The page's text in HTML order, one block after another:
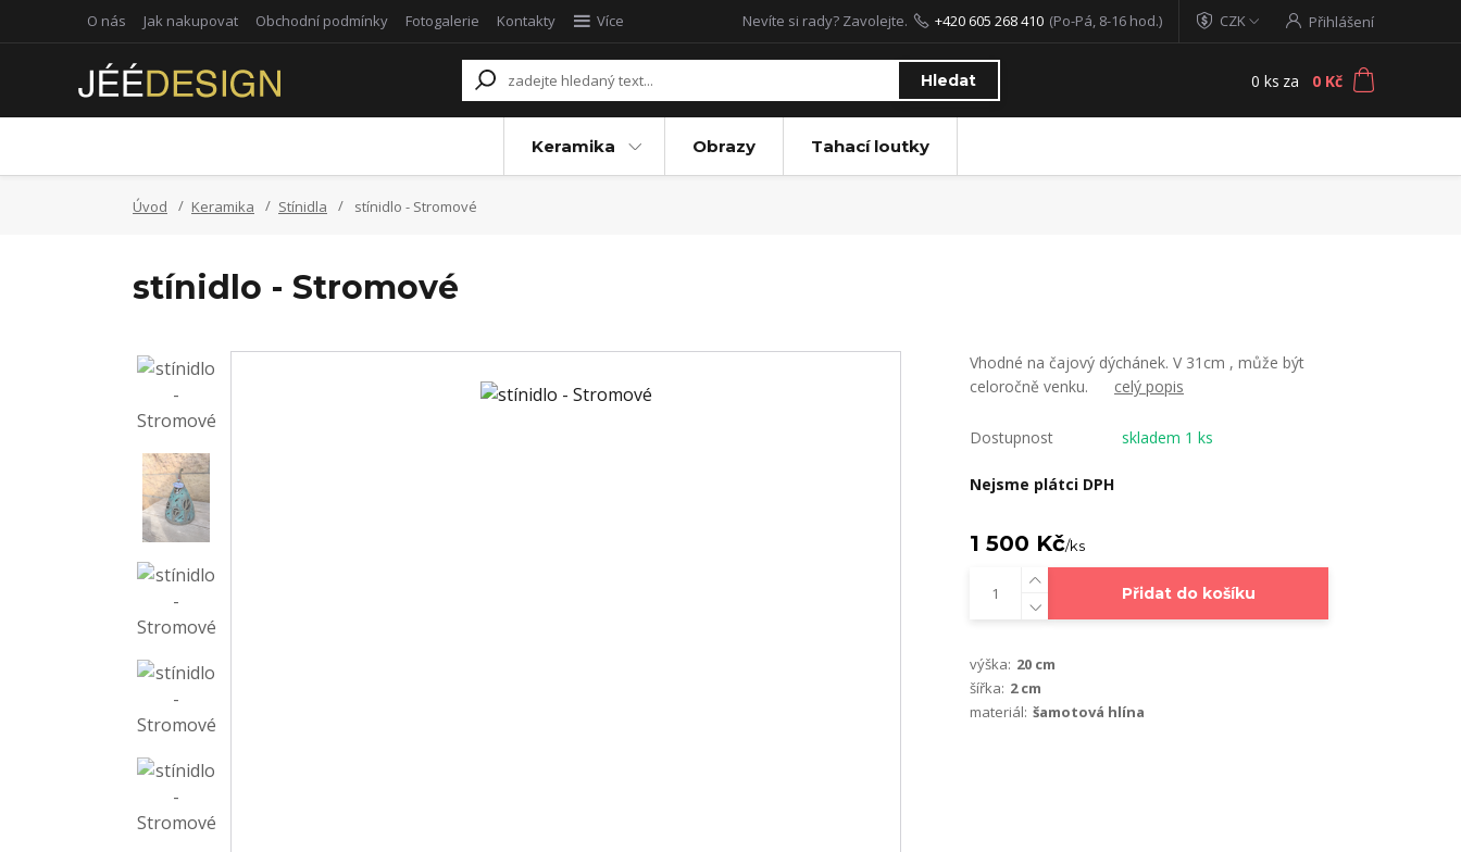
O nás Jak nakupovat Obchodní podmínky Fotogalerie Kontakty Více CZK Přihlášení
Hledat
Nevíte si rady? Zavolejte. +420 605 268 410 (Po-Pá, 8-16 hod.)
0 ks za 0 Kč
Keramika Obrazy Tahací loutky
Úvod Keramika Stínidla stínidlo - Stromové
stínidlo - Stromové
Vhodné na čajový dýchánek. V 31cm , může být
celoročně venku. celý popis
Dostupnost skladem 1 ks
Nejsme plátci DPH
1 500 Kč/ks
Přidat do košíku
výška: 20 cm
šířka: 2 cm
materiál: šamotová hlína